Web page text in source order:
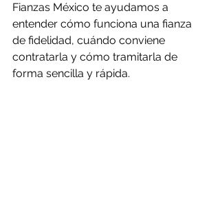
Fianzas México te ayudamos a
entender cómo funciona una fianza
de fidelidad, cuándo conviene
contratarla y cómo tramitarla de
forma sencilla y rápida.